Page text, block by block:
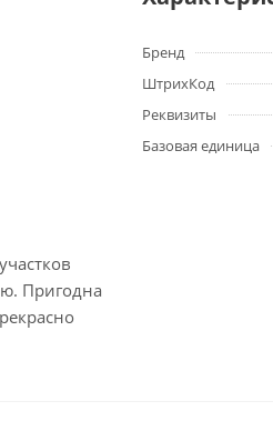
Пригодна
Бренд
ШтрихКод
Реквизиты
Базовая единица